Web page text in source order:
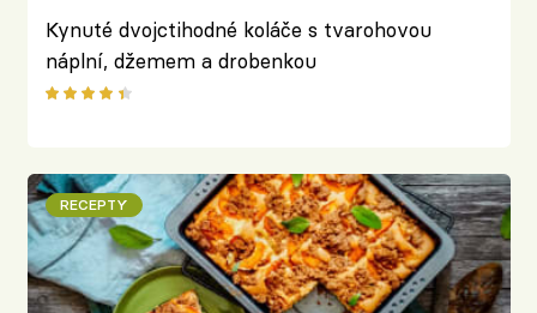
Kynuté dvojctihodné koláče s tvarohovou
náplní, džemem a drobenkou
RECEPTY